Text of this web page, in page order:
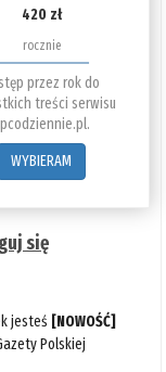
420 zł
rocznie
przez rok do
treści serwisu
WYBIERAM
się
jesteś [NOWOŚĆ]
Polskiej